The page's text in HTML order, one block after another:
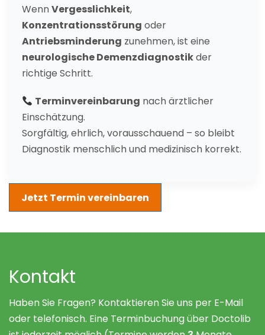
WennVergesslichkeit,
Konzentrationsstörung oder
Antriebsminderung zunehmen, ist eine
neurologische Demenzdiagnostikder
richtige Schritt.
Terminvereinbarung nach ärztlicher
Einschätzung.
Sorgfältig, ehrlich, vorausschauend – so bleibt
Diagnostik menschlich und medizinisch korrekt.
Jetzt Termin vereinbaren
Kontakt
Haben Sie Fragen? Kontaktieren Sie uns per E-Mail
oder telefonisch. Eine Terminbuchung über Doctolib